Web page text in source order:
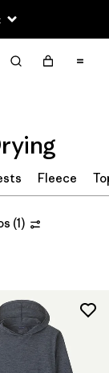
Todos
Fleece
(1)